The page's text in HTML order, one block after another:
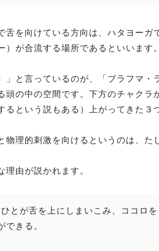
舌を向けている方向は、ハタヨー
）が合流する場所であるといいます。
」と言っているのが、「ブラフマ
頭の中の空間です。下方のチャクラ
るという説もある）上がってきた３
物理的刺激を向けるというのは、た
理由が説かれます。
とが舌を上にしまいこみ、ココロ
できる。